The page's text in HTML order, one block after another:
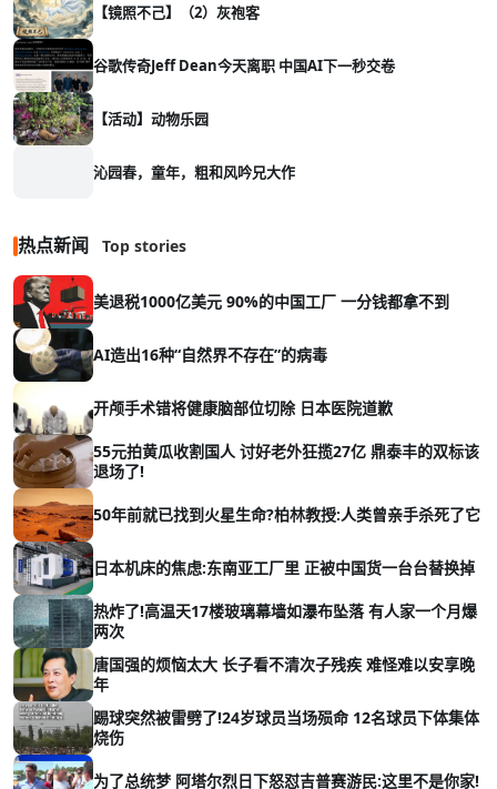
【镜照不己】（2）灰袍客
谷歌传奇Jeff Dean今天离职 中国AI下一秒交卷
【活动】动物乐园
沁园春，童年，粗和风吟兄大作
热点新闻 Top stories
美退税1000亿美元 90%的中国工厂 一分钱都拿不到
AI造出16种“自然界不存在”的病毒
开颅手术错将健康脑部位切除 日本医院道歉
55元拍黄瓜收割国人 讨好老外狂揽27亿 鼎泰丰的双标该
退场了!
50年前就已找到火星生命?柏林教授:人类曾亲手杀死了它
日本机床的焦虑:东南亚工厂里 正被中国货一台台替换掉
热炸了!高温天17楼玻璃幕墙如瀑布坠落 有人家一个月爆
两次
唐国强的烦恼太大 长子看不清次子残疾 难怪难以安享晚
年
踢球突然被雷劈了!24岁球员当场殒命 12名球员下体集体
烧伤
为了总统梦 阿塔尔烈日下怒怼吉普赛游民:这里不是你家!